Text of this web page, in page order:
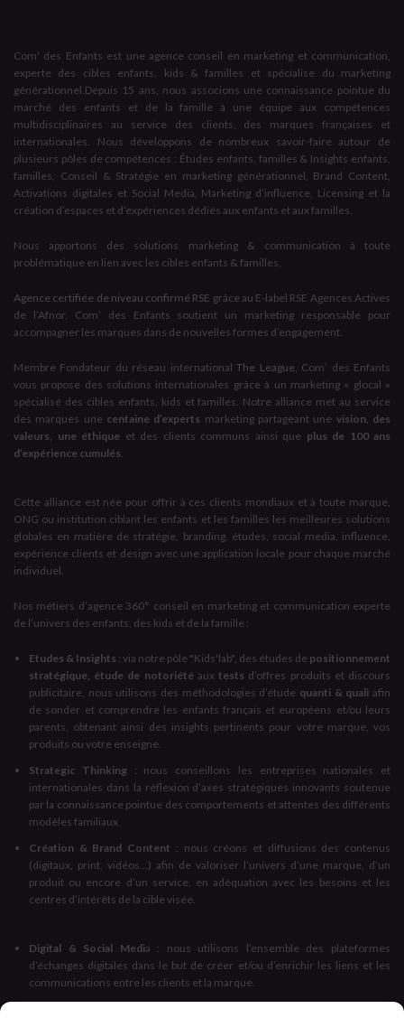
Com’ des Enfants est une agence conseil en marketing et communication,
experte des cibles enfants, kids & familles et spécialise du marketing
générationnel.Depuis 15 ans, nous associons une connaissance pointue du
marché des enfants et de la famille à une équipe aux compétences
multidisciplinaires au service des clients, des marques françaises et
internationales. Nous développons de nombreux savoir-faire autour de
plusieurs pôles de compétences : Études enfants, familles & Insights enfants,
familles, Conseil & Stratégie en marketing générationnel, Brand Content,
Activations digitales et Social Media, Marketing d’influence, Licensing et la
création d’espaces et d’expériences dédiés aux enfants et aux familles.
Nous apportons des solutions marketing & communication à toute
problématique en lien avec les cibles enfants & familles,
Agence certifiée de niveau confirmé RSE grâce au E-label RSE Agences Actives
de l’Afnor, Com’ des Enfants soutient un marketing responsable pour
accompagner les marques dans de nouvelles formes d’engagement.
Membre Fondateur du réseau internationalThe League, Com’ des Enfants
vous propose des solutions internationales grâce à un marketing « glocal »
spécialisé des cibles enfants, kids et familles. Notre alliance met au service
des marques une centaine d’experts marketing partageant une vision, des
valeurs, une éthique et des clients communs ainsi que plus de 100 ans
d’expérience cumulés.
Cette alliance est née pour offrir à ces clients mondiaux et à toute marque,
ONG ou institution ciblant les enfants et les familles les meilleures solutions
globales en matière de stratégie, branding, études, social media, influence,
expérience clients et design avec une application locale pour chaque marché
individuel.
Nos métiers d’agence 360° conseil en marketing et communication experte
de l’univers des enfants, des kids et de la famille :
Etudes & Insights : via notre pôle "Kids'lab", des études de positionnement
stratégique, étude de notoriété auxtests d’offres produits et discours
publicitaire, nous utilisons des méthodologies d’étude quanti & quali afin
de sonder et comprendre les enfants français et européens et/ou leurs
parents, obtenant ainsi des insights pertinents pour votre marque, vos
produits ou votre enseigne.
Strategic Thinking: nous conseillons les entreprises nationales et
internationales dans la réflexion d’axes stratégiques innovants soutenue
par la connaissance pointue des comportements et attentes des différents
modèles familiaux
Création & Brand Content : nous créons et diffusions des contenus
(digitaux, print, vidéos...) afin de valoriser l’univers d’une marque, d’un
produit ou encore d’un service, en adéquation avec les besoins et les
centres d’intérêts de la cible visée.
Digital & Social Media : nous utilisons l’ensemble des plateformes
d’échanges digitales dans le but de créer et/ou d’enrichir les liens et les
communications entre les clients et la marque.